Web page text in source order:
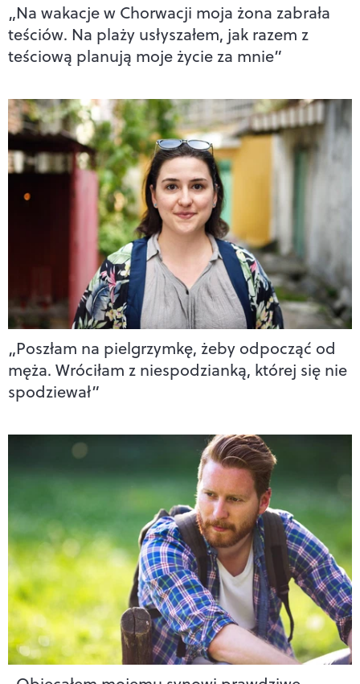
„Na wakacje w Chorwacji moja żona zabrała
teściów. Na plaży usłyszałem, jak razem z
teściową planują moje życie za mnie”
„Poszłam na pielgrzymkę, żeby odpocząć od
męża. Wróciłam z niespodzianką, której się nie
spodziewał”